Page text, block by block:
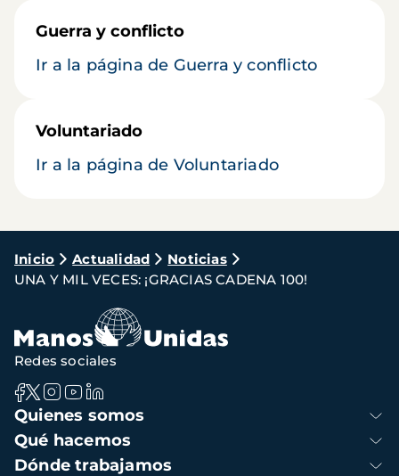
Guerra y conflicto
Ir a la página de Guerra y conflicto
Voluntariado
Ir a la página de Voluntariado
Ruta
de
navegación
Inicio Actualidad
Noticias
UNA Y MIL VECES: ¡GRACIAS CADENA 100!
Navegación
principal
Quienes somos
Qué hacemos
Dónde trabajamos
Redes sociales